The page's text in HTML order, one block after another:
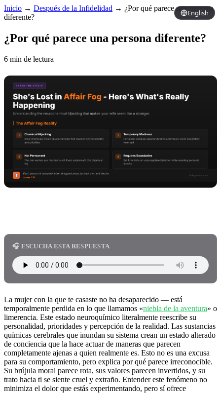
English
Inicio → Después de la Infidelidad → ¿Por qué parece una persona
diferente?
¿Por qué parece una persona diferente?
6 min de lectura
🎧 ESCUCHA ESTA RESPUESTA
La mujer con la que te casaste no ha desaparecido — está
temporalmente perdida en lo que llamamos «niebla de la aventura» o
limerencia. Este estado neuroquímico literalmente reescribe su
personalidad, prioridades y percepción de la realidad. Las sustancias
químicas cerebrales que inundan su sistema crean un estado alterado
de conciencia que la hace actuar de maneras que parecen
completamente ajenas a quien realmente es. Esto no es una excusa
para su comportamiento, pero explica por qué parece irreconocible.
Su brújula moral parece rota, sus valores parecen invertidos, y su
trato hacia ti se siente cruel y extraño. Entender este fenómeno no
minimiza el dolor que estás experimentando, pero sí ofrece